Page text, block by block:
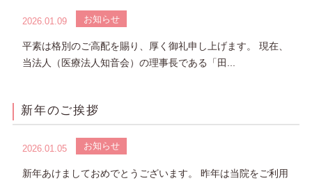
2026.01.09 お知らせ
平素は格別のご高配を賜り、厚く御礼申し上げます。 現在、
当法人（医療法人知音会）の理事長である「田...
新年のご挨拶
2026.01.05 お知らせ
新年あけましておめでとうございます。 昨年は当院をご利用